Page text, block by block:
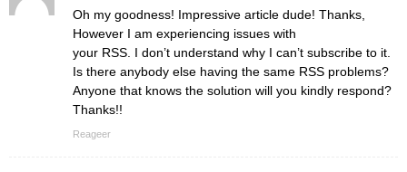
Oh my goodness! Impressive article dude! Thanks,
However I am experiencing issues with
your RSS. I don’t understand why I can’t subscribe to it.
Is there anybody else having the same RSS problems?
Anyone that knows the solution will you kindly respond?
Thanks!!
Reageer